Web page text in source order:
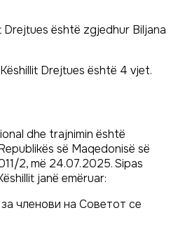
është zgjedhur Biljana
Drejtues është 4 vjet.
dhe trajnimin është
së Maqedonisë së
2, më 24.07.2025. Sipas
janë emëruar:
членови на Советот се